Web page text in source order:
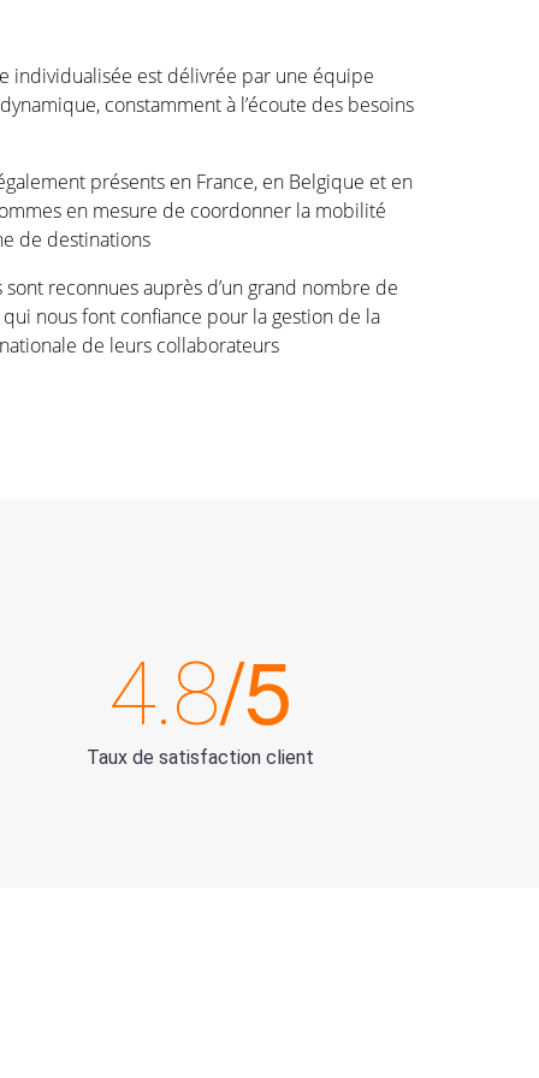
individualisée est délivrée par une équipe
constamment à l’écoute des besoins
présents en France, en Belgique et en
en mesure de coordonner la mobilité
de destinations
reconnues auprès d’un grand nombre de
nous font confiance pour la gestion de la
de leurs collaborateurs
4.8/5
Taux de satisfaction client